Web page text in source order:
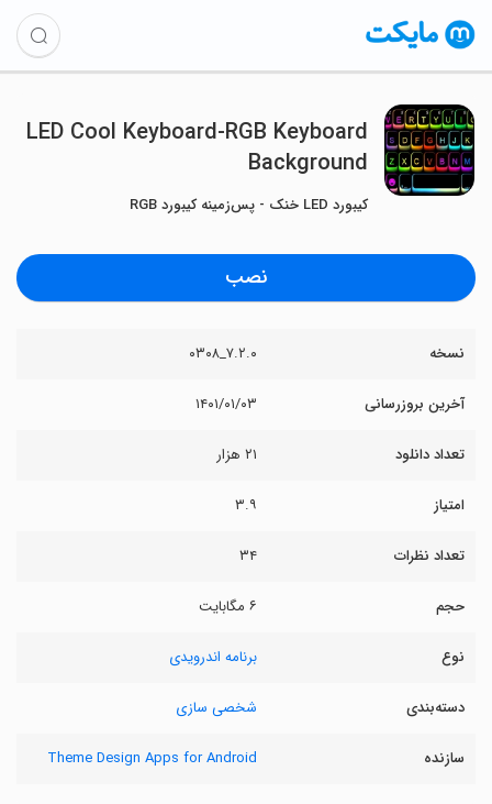
LED Cool Keyboard-RGB Keyboard
Background
کیبورد LED خنک - پس‌زمینه کیبورد RGB
نصب
نسخه ۷.۲.۰_۰۳۰۸
آخرین بروزرسانی ۱۴۰۱/۰۱/۰۳
تعداد دانلود ۲۱ هزار
امتیاز ۳.۹
تعداد نظرات ۳۴
حجم ۶ مگابایت
نوع برنامه اندرویدی
دسته‌بندی شخصی سازی
سازنده Theme Design Apps for Android